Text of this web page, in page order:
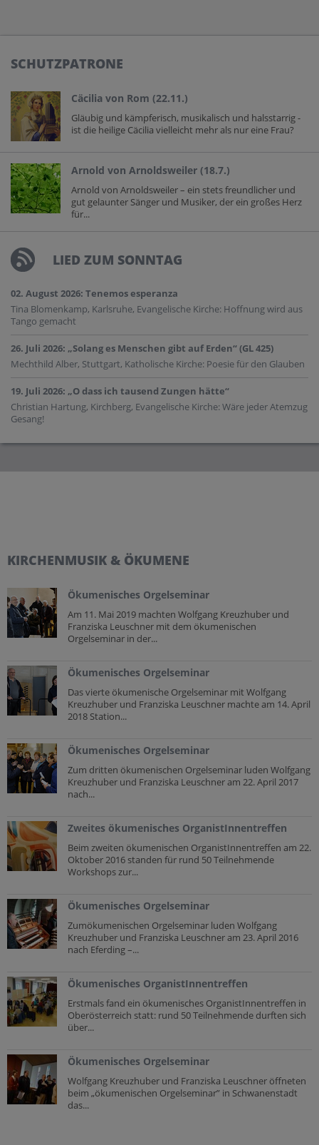
SCHUTZPATRONE
Cäcilia von Rom (22.11.)
Gläubig und kämpferisch, musikalisch und halsstarrig -
ist die heilige Cäcilia vielleicht mehr als nur eine Frau?
Arnold von Arnoldsweiler (18.7.)
Arnold von Arnoldsweiler – ein stets freundlicher und
gut gelaunter Sänger und Musiker, der ein großes Herz
für...
LIED ZUM SONNTAG
02. August 2026: Tenemos esperanza
Tina Blomenkamp, Karlsruhe, Evangelische Kirche: Hoffnung wird aus
Tango gemacht
26. Juli 2026: „Solang es Menschen gibt auf Erden“ (GL 425)
Mechthild Alber, Stuttgart, Katholische Kirche: Poesie für den Glauben
19. Juli 2026: „O dass ich tausend Zungen hätte“
Christian Hartung, Kirchberg, Evangelische Kirche: Wäre jeder Atemzug
Gesang!
KIRCHENMUSIK & ÖKUMENE
Ökumenisches Orgelseminar
Am 11. Mai 2019 machten Wolfgang Kreuzhuber und
Franziska Leuschner mit dem ökumenischen
Orgelseminar in der...
Ökumenisches Orgelseminar
Das vierte ökumenische Orgelseminar mit Wolfgang
Kreuzhuber und Franziska Leuschner machte am 14. April
2018 Station...
Ökumenisches Orgelseminar
Zum dritten ökumenischen Orgelseminar luden Wolfgang
Kreuzhuber und Franziska Leuschner am 22. April 2017
nach...
Zweites ökumenisches OrganistInnentreffen
Beim zweiten ökumenischen OrganistInnentreffen am 22.
Oktober 2016 standen für rund 50 Teilnehmende
Workshops zur...
Ökumenisches Orgelseminar
Zumökumenischen Orgelseminar luden Wolfgang
Kreuzhuber und Franziska Leuschner am 23. April 2016
nach Eferding –...
Ökumenisches OrganistInnentreffen
Erstmals fand ein ökumenisches OrganistInnentreffen in
Oberösterreich statt: rund 50 Teilnehmende durften sich
über...
Ökumenisches Orgelseminar
Wolfgang Kreuzhuber und Franziska Leuschner öffneten
beim „ökumenischen Orgelseminar” in Schwanenstadt
das...